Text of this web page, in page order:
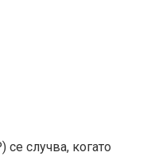
се случва, когато